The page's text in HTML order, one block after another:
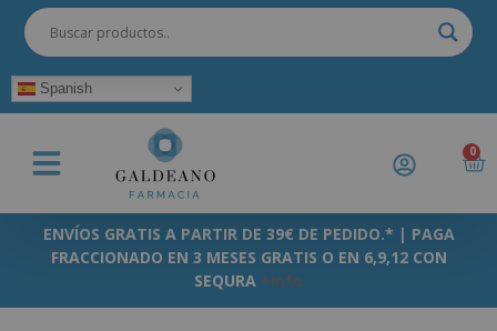
Spanish
0
ENVÍOS GRATIS A PARTIR DE 39€ DE PEDIDO.* | PAGA
FRACCIONADO EN 3 MESES GRATIS O EN 6,9,12 CON
SEQURA +info